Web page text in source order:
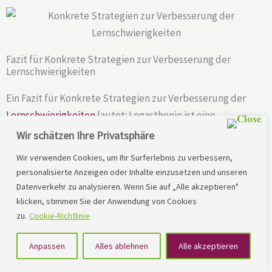
Wir schätzen Ihre Privatsphäre
Wir verwenden Cookies, um Ihr Surferlebnis zu verbessern,
personalisierte Anzeigen oder Inhalte einzusetzen und unseren
Datenverkehr zu analysieren. Wenn Sie auf „Alle akzeptieren"
klicken, stimmen Sie der Anwendung von Cookies
zu. Cookie-Richtlinie
Anpassen Alles ablehnen Alle akzeptieren
Fazit für Konkrete Strategien zur Verbesserung der
Lernschwierigkeiten
Ein Fazit für Konkrete Strategien zur Verbesserung der
Lernschwierigkeitenlautet: Legasthenie ist eine
Herausforderung, aber es gibt Möglichkeiten, die
Strategien und dem Einsatz von Technologien können
Betroffene Erfolge erzielen. Zu den Strategien gehören die
Verwendung visueller Anleitungen, das Erstellen von
Notizen und das Erlernen neuer Lernstrategien.
Technologien wie Text-to-Speech-Software und Apps
können bei der Verbesserung der Lesefähigkeit und der